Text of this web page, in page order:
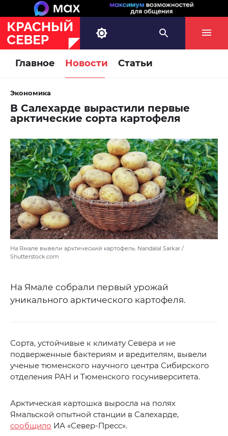
Главное Новости Статьи
Экономика
В Салехарде вырастили первые
арктические сорта картофеля
На Ямале вывели арктический картофель. Nandalal Sarkar /
Shutterstock.com
На Ямале собрали первый урожай
уникального арктического картофеля.
Сорта, устойчивые к климату Севера и не
подверженные бактериям и вредителям, вывели
ученые тюменского научного центра Сибирского
отделения РАН и Тюменского госуниверситета.
Арктическая картошка выросла на полях
Ямальской опытной станции в Салехарде,
сообщило ИА «Север-Пресс».